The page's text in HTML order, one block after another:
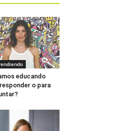
educando
o para